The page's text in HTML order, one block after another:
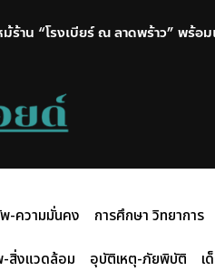
าน “โรงเบียร์ ณ ลาดพร้าว” พร้อม
-ความมั่นคง การศึกษา วิทยาการ
สิ่งแวดล้อม อุบัติเหตุ-ภัยพิบัติ เ